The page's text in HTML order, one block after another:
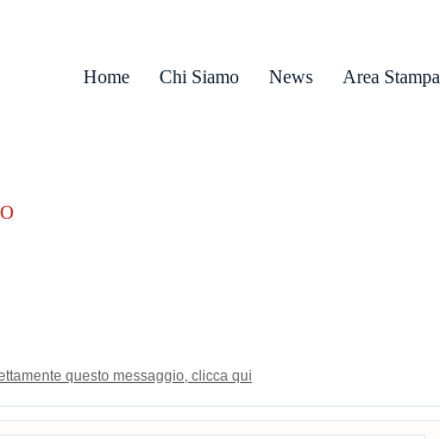
Home
Chi Siamo News Area Stampa
questo messaggio, clicca qui